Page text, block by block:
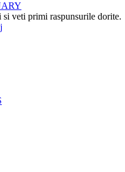
veti primi raspunsurile dorite.